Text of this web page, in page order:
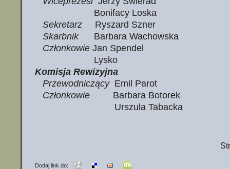
Bonifacy Loska
SekretarzRyszard Szner
SkarbnikBarbara Wachowska
CzłonkowieJan Spendel
Lysko
Komisja Rewizyjna
PrzewodniczącyEmil Parot
CzłonkowieBarbara Botorek
Urszula Tabacka
Dodaj link do: